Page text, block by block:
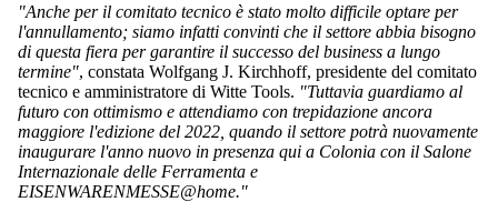
"Anche per il comitato tecnico è stato molto difficile optare per
l'annullamento; siamo infatti convinti che il settore abbia bisogno
di questa fiera per garantire il successo del business a lungo
termine", constata Wolfgang J. Kirchhoff, presidente del comitato
tecnico e amministratore di Witte Tools. "Tuttavia guardiamo al
futuro con ottimismo e attendiamo con trepidazione ancora
maggiore l'edizione del 2022, quando il settore potrà nuovamente
inaugurare l'anno nuovo in presenza qui a Colonia con il Salone
Internazionale delle Ferramenta e
EISENWARENMESSE@home."